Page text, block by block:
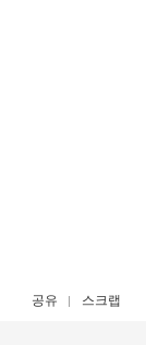
공유 스크랩